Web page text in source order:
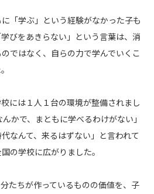
「学ぶ」という経験がなかった子も
びをあきらない」という言葉は、消
ではなく、自らの力で学んでいくこ
には１人１台の環境が整備されまし
かで、まともに学べるわけがない」
なんて、来るはずない」と言われて
の学校に広がりました。
たちが作っているものの価値を、子